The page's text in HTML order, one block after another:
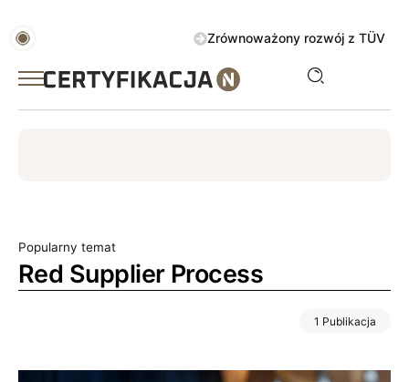
Zrównoważony rozwój z TÜV
Popularny temat
Red Supplier Process
1 Publikacja